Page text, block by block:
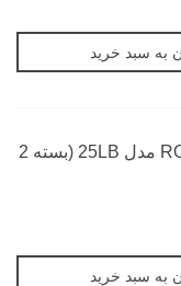
به سبد خرید
صفحه هالتر ROGUE مدل 25LB (بسته 2
به سبد خرید